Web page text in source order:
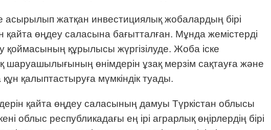
асырылып жатқан инвестициялық жобалардың бірі
өңдеу саласына бағытталған. Мұнда жемістерді
қоймасының құрылысы жүргізілуде. Жоба іске
шаруашылығының өнімдерін ұзақ мерзім сақтауға және
қалыптастыруға мүмкіндік туады.
қайта өңдеу саласының дамуы Түркістан облысы
облыс республикадағы ең ірі аграрлық өңірлердің бірі